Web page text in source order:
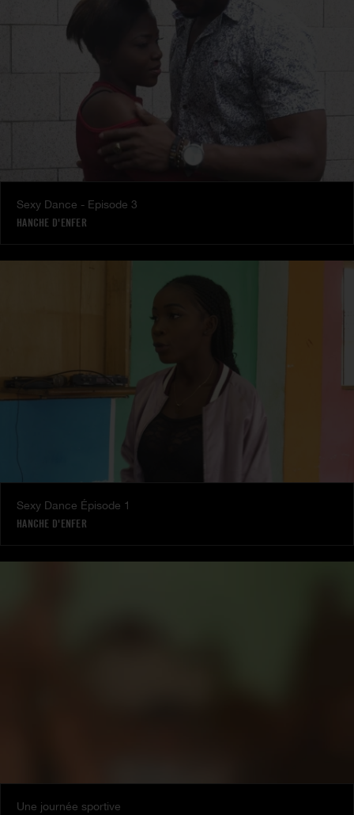
Sexy Dance - Episode 3
HANCHE D'ENFER
Sexy Dance Épisode 1
HANCHE D'ENFER
Une journée sportive